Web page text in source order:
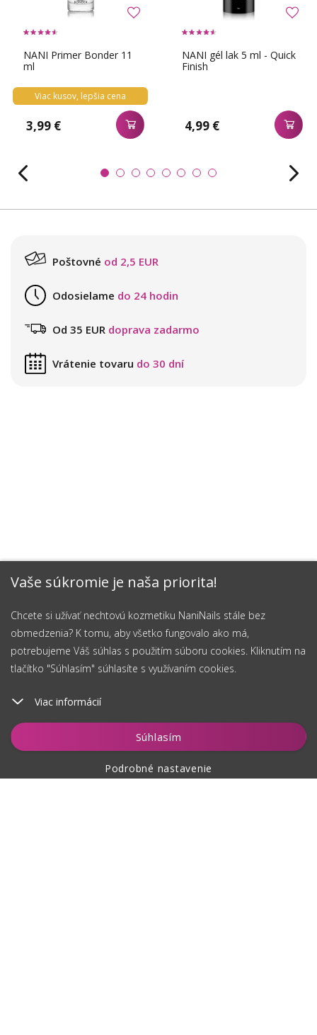
Vaše súkromie je naša priorita!
Chcete si užívať nechtovú kozmetiku NaniNails stále bez
obmedzenia? K tomu, aby všetko fungovalo ako má,
potrebujeme Váš súhlas s použitím súboru cookies. Kliknutím na
tlačítko "Súhlasím" súhlasíte s využívaním cookies.
Viac informácií
Súhlasím
Podrobné nastavenie
Hlídat
NANI Primer Bonder 11
ml
Viac kusov, lepšia cena
3,99 €
NANI gél lak 5 ml - Quick
Finish
4,99 €
Poštovné od 2,5 EUR
Odosielame do 24 hodin
Od 35 EUR doprava zadarmo
Vrátenie tovaru do 30 dní